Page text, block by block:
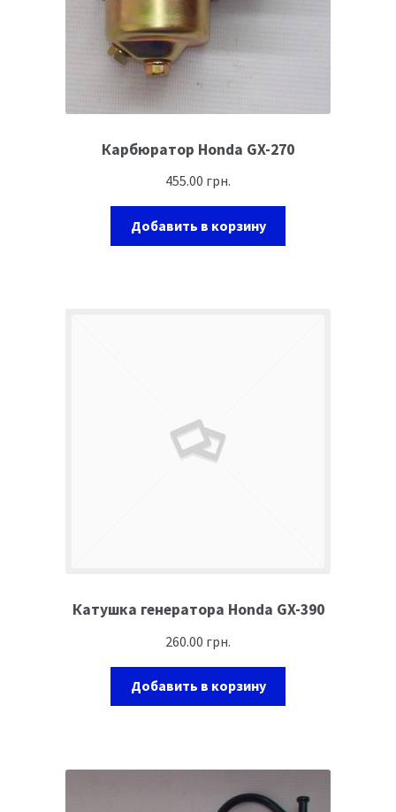
Карбюратор Honda GX-270
455.00 грн.
Добавить в корзину
Катушка генератора Honda GX-390
260.00 грн.
Добавить в корзину